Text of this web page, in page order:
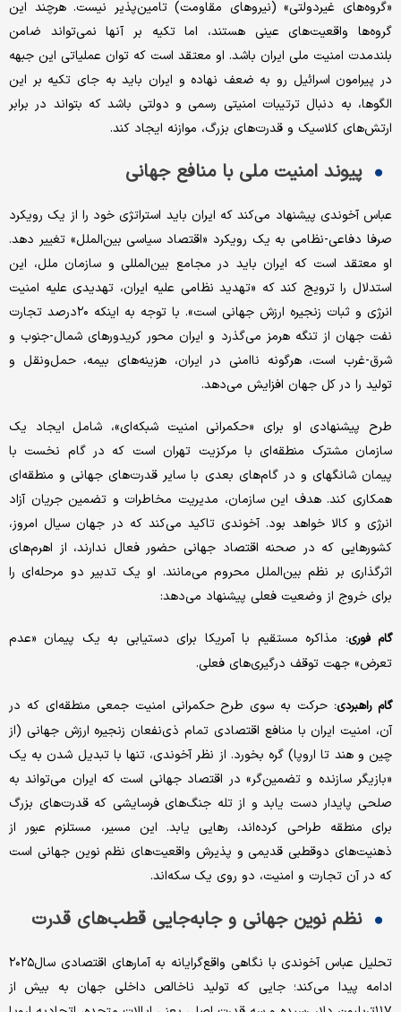
«گروه‌های غیردولتی» (نیروهای مقاومت) تامین‌پذیر نیست. هرچند این
گروه‌ها واقعیت‌های عینی هستند، اما تکیه بر آنها نمی‌تواند ضامن
بلندمدت امنیت ملی ایران باشد. او معتقد است که توان عملیاتی این جبهه
در پیرامون اسرائیل رو به ضعف نهاده و ایران باید به جای تکیه بر این
الگوها، به دنبال ترتیبات امنیتی رسمی و دولتی باشد که بتواند در برابر
ارتش‌های کلاسیک و قدرت‌های بزرگ، موازنه ایجاد کند.
پیوند امنیت ملی با منافع جهانی
عباس آخوندی پیشنهاد می‌کند که ایران باید استراتژی خود را از یک رویکرد
صرفا دفاعی-نظامی به یک رویکرد «اقتصاد سیاسی بین‌الملل» تغییر دهد.
او معتقد است که ایران باید در مجامع بین‌المللی و سازمان ملل، این
استدلال را ترویج کند که «تهدید نظامی علیه ایران، تهدیدی علیه امنیت
انرژی و ثبات زنجیره ارزش جهانی است». با توجه به اینکه ۲۰درصد تجارت
نفت جهان از تنگه هرمز می‌گذرد و ایران محور کریدورهای شمال-جنوب و
شرق-غرب است، هرگونه ناامنی در ایران، هزینه‌های بیمه، حمل‌ونقل و
تولید را در کل جهان افزایش می‌دهد.
طرح پیشنهادی او برای «حکمرانی امنیت شبکه‌ای»، شامل ایجاد یک
سازمان مشترک منطقه‌ای با مرکزیت تهران است که در گام نخست با
پیمان شانگهای و در گام‌های بعدی با سایر قدرت‌های جهانی و منطقه‌ای
همکاری کند. هدف این سازمان، مدیریت مخاطرات و تضمین جریان آزاد
انرژی و کالا خواهد بود. آخوندی تاکید می‌کند که در جهان سیال امروز،
کشورهایی که در صحنه اقتصاد جهانی حضور فعال ندارند، از اهرم‌های
اثرگذاری بر نظم بین‌الملل محروم می‌مانند. او یک تدبیر دو مرحله‌ای را
برای خروج از وضعیت فعلی پیشنهاد می‌دهد:
گام فوری: مذاکره مستقیم با آمریکا برای دستیابی به یک پیمان «عدم
تعرض» جهت توقف درگیری‌های فعلی.
گام راهبردی: حرکت به سوی طرح حکمرانی امنیت جمعی منطقه‌ای که در
آن، امنیت ایران با منافع اقتصادی تمام ذی‌نفعان زنجیره ارزش جهانی (از
چین و هند تا اروپا) گره بخورد. از نظر آخوندی، تنها با تبدیل شدن به یک
«بازیگر سازنده و تضمین‌گر» در اقتصاد جهانی است که ایران می‌تواند به
صلحی پایدار دست یابد و از تله جنگ‌های فرسایشی که قدرت‌های بزرگ
برای منطقه طراحی کرده‌اند، رهایی یابد. این مسیر، مستلزم عبور از
ذهنیت‌های دوقطبی قدیمی و پذیرش واقعیت‌های نظم نوین جهانی است
که در آن تجارت و امنیت، دو روی یک سکه‌اند.
نظم نوین جهانی و جابه‌جایی قطب‌های قدرت
تحلیل عباس آخوندی با نگاهی واقع‌گرایانه به آمارهای اقتصادی سال۲۰۲۵
ادامه پیدا می‌کند؛ جایی که تولید ناخالص داخلی جهان به بیش از